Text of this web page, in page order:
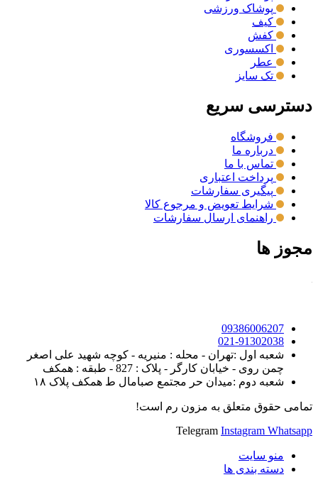
پوشاک ورزشی
کیف
کفش
اکسسوری
عطر
تک سایز
دسترسی سریع
فروشگاه
درباره ما
تماس با ما
پرداخت اعتباری
پیگیری سفارشات
شرایط تعویض و مرجوع کالا
راهنمای ارسال سفارشات
مجوز ها
09386006207
021-91302038
شعبه اول :تهران - محله : منیریه - کوچه شهید علی اصغر
چمن روی - خیابان کارگر - پلاک : 827 - طبقه : همکف
شعبه دوم :میدان حر مجتمع صبامال ط همکف پلاک ۱۸
تمامی حقوق متعلق به مزون رم است!
Telegram Instagram Whatsapp
منو سایت
دسته بندی ها